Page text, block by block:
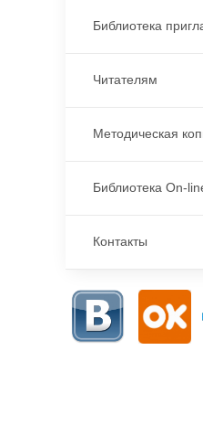
Библиотека
Читателям
Методическая
Библиотека On-
Контакты